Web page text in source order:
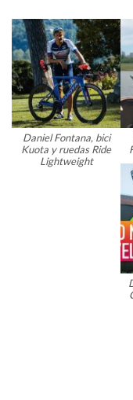
Daniel Fontana, bici
Kuota y ruedas Ride
Lightweight